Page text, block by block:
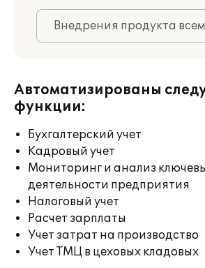
Внедрения продукта
Автоматизированы
функции:
Бухгалтерский учет
Кадровый учет
Мониторинг и анализ
деятельности предприятия
Налоговый учет
Расчет зарплаты
Учет затрат на производство
Учет ТМЦ в цеховых кладовых